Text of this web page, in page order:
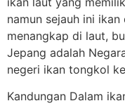
namun sejauh ini
menangkap di laut,
Jepang adalah
negeri ikan tongkol
Kandungan Dalam